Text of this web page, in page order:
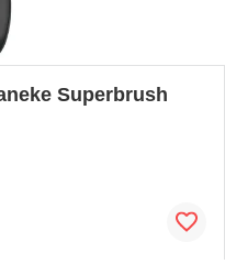
Superbrush